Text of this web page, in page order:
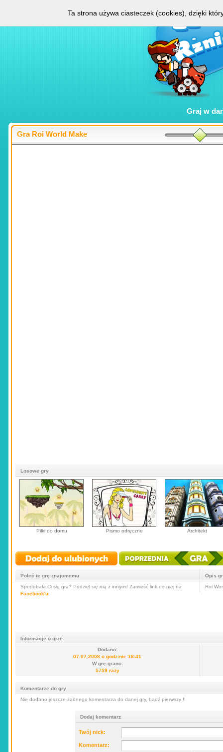
Graj w
Gra Roi World Make
Losowe gry
Piłki do domu Pismo odręczne Architekt
Poleć tę grę znajomemu
Spodobała Ci się gra? Podziel się nią z innymi! Zamieść link do niej na
Facebook'u:
Opis
Roi
Informacje o grze
Dodano:
07.07.2008 o godzinie 18:41
W grę grano:
5759 razy
Komentarze do gry
Nie dodano jeszcze żadnego komentarza do danej gry, bądź pierwszy !!
Dodaj komentarz
Twój nick:
Komentarz:
Ta strona używa ciasteczek (cookies), dzięki